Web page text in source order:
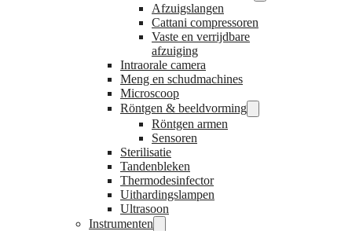
Afzuigslangen
Cattani compressoren
Vaste en verrijdbare
afzuiging
Intraorale camera
Meng en schudmachines
Microscoop
Röntgen & beeldvorming
Röntgen armen
Sensoren
Sterilisatie
Tandenbleken
Thermodesinfector
Uithardingslampen
Ultrasoon
Instrumenten